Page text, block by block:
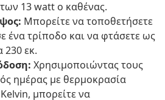
13 watt ο καθένας.
Μπορείτε να τοποθετήσετε
ένα τρίποδο και να φτάσετε ως
230 εκ.
Χρησιμοποιώντας τους
ημέρας με θερμοκρασία
μπορείτε να